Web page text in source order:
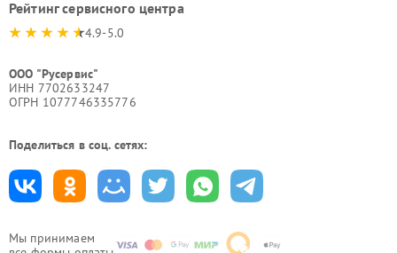
Мы принимаем
Рейтинг сервисного центра
4.9-5.0
ООО "Русервис"
ИНН 7702633247
ОГРН 1077746335776
Поделиться в соц. сетях: